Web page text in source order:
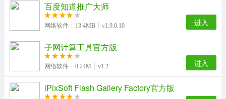
百度知道推广大师
网络软件 13.4MB v1.9.0.10 进入
子网计算工具官方版
网络软件 0.24M v1.2 进入
iPixSoft Flash Gallery Factory官方版